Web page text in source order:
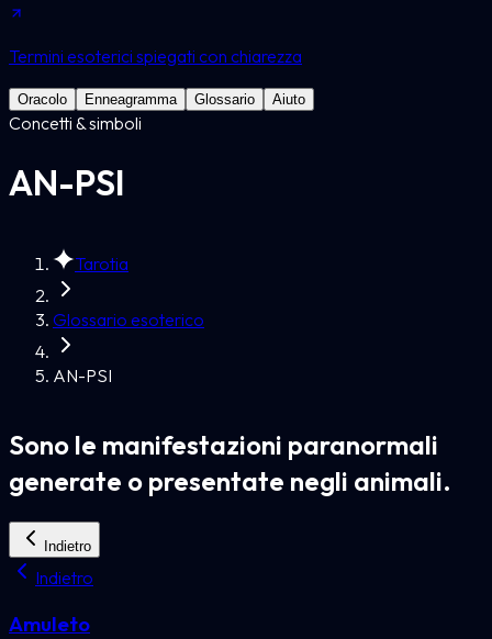
Termini esoterici spiegati con chiarezza
Oracolo Enneagramma Glossario Aiuto
Concetti & simboli
AN-PSI
Tarotia
Glossario esoterico
AN-PSI
Sono le manifestazioni paranormali
generate o presentate negli animali.
Indietro
Indietro
Amuleto